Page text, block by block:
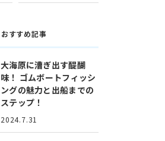
おすすめ記事
大海原に漕ぎ出す醍醐
味！ ゴムボートフィッシ
ングの魅力と出船までの
ステップ！
2024.7.31